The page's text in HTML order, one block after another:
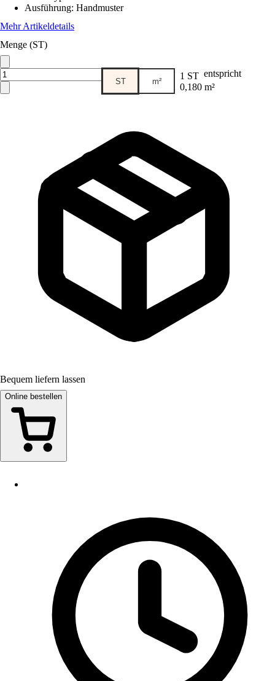
Ausführung: Handmuster
Mehr Artikeldetails
Menge (ST)
ST m² 1 ST entspricht
0,180 m²
Bequem liefern lassen
Online bestellen